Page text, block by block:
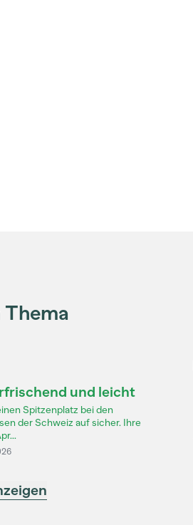
und leicht
Spitzenplatz bei den
der Schweiz auf sicher. Ihre